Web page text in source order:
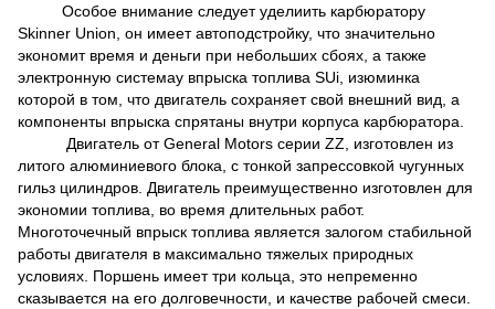
Особое внимание следует уделиить карбюратору
Skinner Union, он имеет автоподстройку, что значительно
экономит время и деньги при небольших сбоях, а также
электронную системау впрыска топлива SUi, изюминка
которой в том, что двигатель сохраняет свой внешний вид, а
компоненты впрыска спрятаны внутри корпуса карбюратора.
Двигатель от General Motors серии ZZ, изготовлен из
литого алюминиевого блока, с тонкой запрессовкой чугунных
гильз цилиндров. Двигатель преимущественно изготовлен для
экономии топлива, во время длительных работ.
Многоточечный впрыск топлива является залогом стабильной
работы двигателя в максимально тяжелых природных
условиях. Поршень имеет три кольца, это непременно
сказывается на его долговечности, и качестве рабочей смеси.